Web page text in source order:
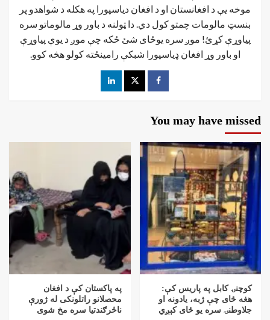
موخه يې د افغانستان او د افغان دیاسپورا په هکله د شواهدو پر
بنسټ مالومات چمتو کول دي. دا ټولنه د باور وړ مالوماتو سره
پیاوړې کړئ! موږ سره یوځای شئ ځکه چې موږ د یوې پیاوړې
او باور وړ افغان ډیاسپورا شبکې رامینځته کولو هڅه کوو.
You may have missed
کوچنۍ کابل په پاریس کې:
هغه ځای چې ژبه، یادونه او
جلاوطنۍ سره یو ځای کېږي
په پاکستان کې د افغان
محصلانو راتلونکی له ژورې
ناڅرګندتیا سره مخ شوی